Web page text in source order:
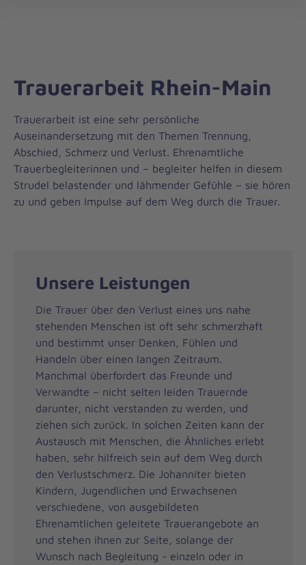
zum
Trauerarbeit Rhein-Main
Trauerarbeit ist eine sehr persönliche
Auseinandersetzung mit den Themen Trennung,
Abschied, Schmerz und Verlust. Ehrenamtliche
Trauerbegleiterinnen und – begleiter helfen in diesem
Strudel belastender und lähmender Gefühle – sie hören
zu und geben Impulse auf dem Weg durch die Trauer.
Unsere Leistungen
Die Trauer über den Verlust eines uns nahe
stehenden Menschen ist oft sehr schmerzhaft
und bestimmt unser Denken, Fühlen und
Handeln über einen langen Zeitraum.
Manchmal überfordert das Freunde und
Verwandte – nicht selten leiden Trauernde
darunter, nicht verstanden zu werden, und
ziehen sich zurück. In solchen Zeiten kann der
Austausch mit Menschen, die Ähnliches erlebt
haben, sehr hilfreich sein auf dem Weg durch
den Verlustschmerz. Die Johanniter bieten
Kindern, Jugendlichen und Erwachsenen
verschiedene, von ausgebildeten
Ehrenamtlichen geleitete Trauerangebote an
und stehen ihnen zur Seite, solange der
Wunsch nach Begleitung - einzeln oder in